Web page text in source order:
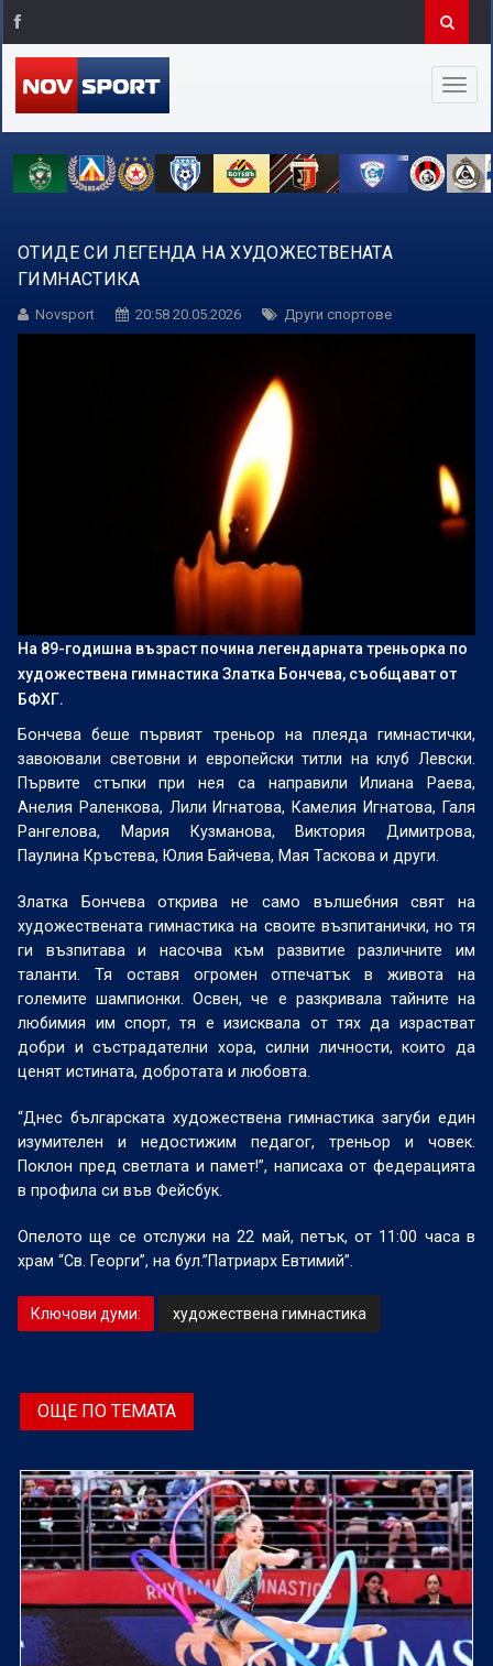
ОТИДЕ СИ ЛЕГЕНДА НА ХУДОЖЕСТВЕНАТА
ГИМНАСТИКА
Novsport 20:58 20.05.2026 Други спортове
На 89-годишна възраст почина легендарната треньорка по
художествена гимнастика Златка Бончева, съобщават от
БФХГ.
Бончева беше първият треньор на плеяда гимнастички,
завоювали световни и европейски титли на клуб Левски.
Първите стъпки при нея са направили Илиана Раева,
Анелия Раленкова, Лили Игнатова, Камелия Игнатова, Галя
Рангелова, Мария Кузманова, Виктория Димитрова,
Паулина Кръстева, Юлия Байчева, Мая Таскова и други.
Златка Бончева открива не само вълшебния свят на
художествената гимнастика на своите възпитанички, но тя
ги възпитава и насочва към развитие различните им
таланти. Тя оставя огромен отпечатък в живота на
големите шампионки. Освен, че е разкривала тайните на
любимия им спорт, тя е изисквала от тях да израстват
добри и състрадателни хора, силни личности, които да
ценят истината, добротата и любовта.
“Днес българската художествена гимнастика загуби един
изумителен и недостижим педагог, треньор и човек.
Поклон пред светлата и памет!”, написаха от федерацията
в профила си във Фейсбук.
Опелото ще се отслужи на 22 май, петък, от 11:00 часа в
храм “Св. Георги”, на бул.”Патриарх Евтимий”.
Ключови думи: художествена гимнастика
ОЩЕ ПО ТЕМАТА